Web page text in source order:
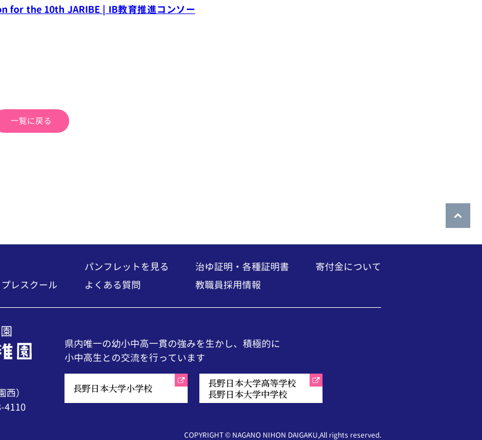
for the 10th JARIBE | IB教育推進コンソー
一覧に戻る
レスクール
パンフレットを見る
よくある質問
治ゆ証明・各種証明書
教職員採用情報
寄付金について
）
4110
県内唯一の幼小中高一貫の強みを生かし、 積極的に
小中高生との交流を行っています
長野日本大学小学校
長野日本大学高等学校
長野日本大学中学校
COPYRIGHT © NAGANO NIHON DAIGAKU,All rights reserved.